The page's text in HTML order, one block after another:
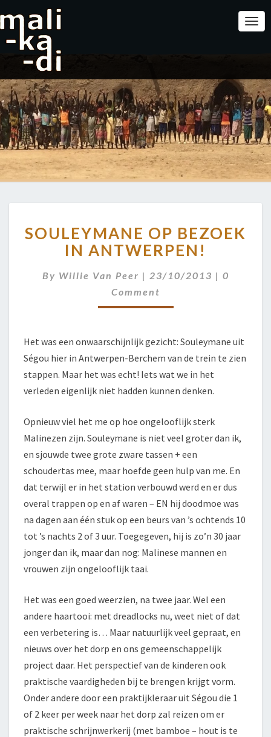
OP
BEZOEK
IN
ANTWERPEN!
SOULEYMANE OP BEZOEK
IN ANTWERPEN!
By Willie Van Peer | 23/10/2013 | 0
Comment
Het was een onwaarschijnlijk gezicht: Souleymane uit
Ségou hier in Antwerpen-Berchem van de trein te zien
stappen. Maar het was echt! Iets wat we in het
verleden eigenlijk niet hadden kunnen denken.
Opnieuw viel het me op hoe ongelooflijk sterk
Malinezen zijn. Souleymane is niet veel groter dan ik,
en sjouwde twee grote zware tassen + een
schoudertas mee, maar hoefde geen hulp van me. En
dat terwijl er in het station verbouwd werd en er dus
overal trappen op en af waren – EN hij doodmoe was
na dagen aan één stuk op een beurs van ’s ochtends 10
tot ’s nachts 2 of 3 uur. Toegegeven, hij is zo’n 30 jaar
jonger dan ik, maar dan nog: Malinese mannen en
vrouwen zijn ongelooflijk taai.
Het was een goed weerzien, na twee jaar. Wel een
andere haartooi: met dreadlocks nu, weet niet of dat
een verbetering is… Maar natuurlijk veel gepraat, en
nieuws over het dorp en ons gemeenschappelijk
project daar. Het perspectief van de kinderen ook
praktische vaardigheden bij te brengen krijgt vorm.
Onder andere door een praktijkleraar uit Ségou die 1
of 2 keer per week naar het dorp zal reizen om er
praktische schrijnwerkerij (met bamboe – hout is te